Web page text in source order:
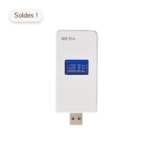
Soldes !initial
159,00€.79,99€.